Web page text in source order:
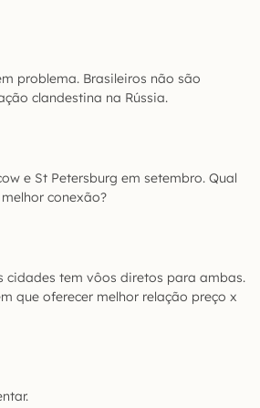
problema. Brasileiros não são
clandestina na Rússia.
e St Petersburg em setembro. Qual
conexão?
cidades tem vôos diretos para ambas.
que oferecer melhor relação preço x